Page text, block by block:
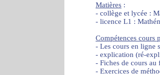
Matières :
- collège et lycée :
- licence L1 :
Compétences cours
- Les cours en ligne
- explication (ré-
- Fiches de cours
- Exercices de